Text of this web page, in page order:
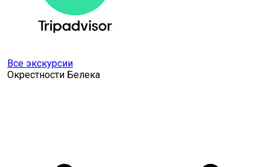
Все экскурсии
Окрестности Белека